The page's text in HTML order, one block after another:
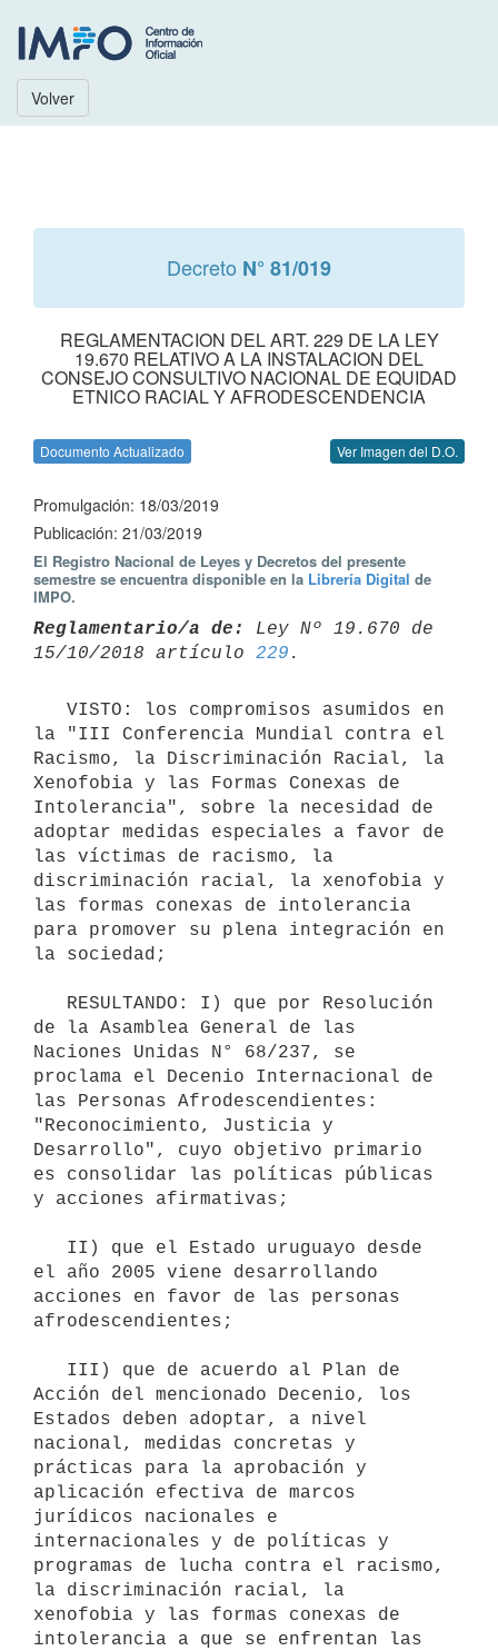
Volver
Decreto N° 81/019
REGLAMENTACION DEL ART. 229 DE LA LEY
19.670 RELATIVO A LA INSTALACION DEL
CONSEJO CONSULTIVO NACIONAL DE EQUIDAD
ETNICO RACIAL Y AFRODESCENDENCIA
Documento Actualizado Ver Imagen del D.O.
Promulgación: 18/03/2019
Publicación: 21/03/2019
El Registro Nacional de Leyes y Decretos del presente
semestre se encuentra disponible en la Librería Digital de
IMPO.
Reglamentario/a de:
Ley Nº 19.670 de
15/10/2018 artículo 229
la "III Conferencia Mundial contra el
Racismo, la Discriminación Racial, la
Xenofobia y las Formas Conexas de
Intolerancia", sobre la necesidad de
adoptar medidas especiales a favor de
las víctimas de racismo, la
discriminación racial, la xenofobia y
las formas conexas de intolerancia
para promover su plena integración en
la sociedad;
de la Asamblea General de las
Naciones Unidas N° 68/237, se
proclama el Decenio Internacional de
las Personas Afrodescendientes:
"Reconocimiento, Justicia y
Desarrollo", cuyo objetivo primario
es consolidar las políticas públicas
y acciones afirmativas;
el año 2005 viene desarrollando
acciones en favor de las personas
afrodescendientes;
Acción del mencionado Decenio, los
Estados deben adoptar, a nivel
nacional, medidas concretas y
prácticas para la aprobación y
aplicación efectiva de marcos
jurídicos nacionales e
internacionales y de políticas y
programas de lucha contra el racismo,
la discriminación racial, la
xenofobia y las formas conexas de
intolerancia a que se enfrentan las